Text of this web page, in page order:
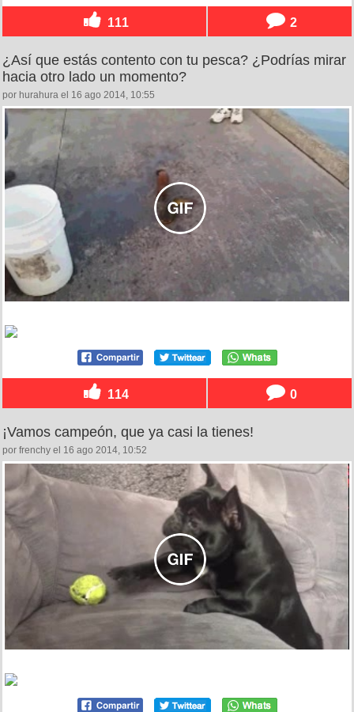
111 2
¿Así que estás contento con tu pesca? ¿Podrías mirar
hacia otro lado un momento?
por hurahura el 16 ago 2014, 10:55
114 0
¡Vamos campeón, que ya casi la tienes!
por frenchy el 16 ago 2014, 10:52